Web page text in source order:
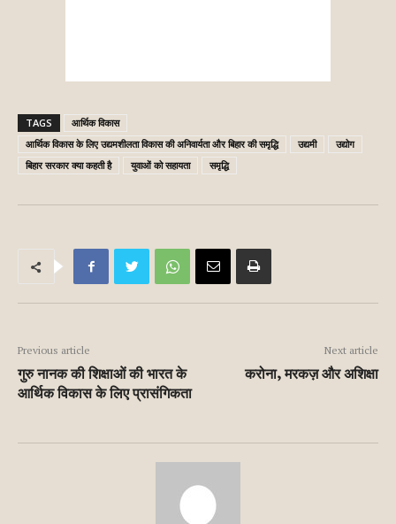
TAGS
आर्थिक विकास
आर्थिक विकास के लिए उद्यमशीलता विकास की अनिवार्यता और बिहार की समृद्धि
उद्यमी
उद्योग
बिहार सरकार क्या कहती है
युवाओं को सहायता समृद्धि
Previous article
गुरु नानक की शिक्षाओं की भारत के
आर्थिक विकास के लिए प्रासंगिकता
Next article
करोना, मरकज़ और अशिक्षा